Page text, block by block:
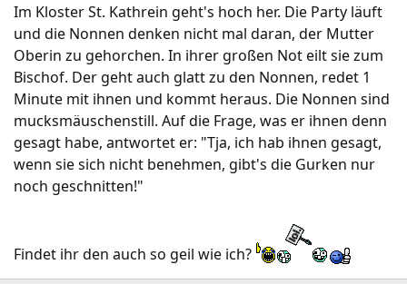
Im Kloster St. Kathrein geht's hoch her. Die Party läuft
und die Nonnen denken nicht mal daran, der Mutter
Oberin zu gehorchen. In ihrer großen Not eilt sie zum
Bischof. Der geht auch glatt zu den Nonnen, redet 1
Minute mit ihnen und kommt heraus. Die Nonnen sind
mucksmäuschenstill. Auf die Frage, was er ihnen denn
gesagt habe, antwortet er: "Tja, ich hab ihnen gesagt,
wenn sie sich nicht benehmen, gibt's die Gurken nur
noch geschnitten!"
Findet ihr den auch so geil wie ich?